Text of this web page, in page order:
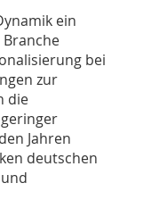
ein
bei
zur
die
Jahren
deutschen